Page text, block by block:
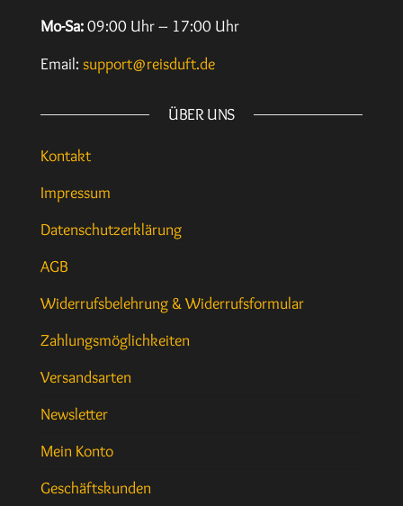
Mo-Sa:09:00 Uhr – 17:00 Uhr
Email: support@reisduft.de
ÜBER UNS
Kontakt
Impressum
Datenschutzerklärung
AGB
Widerrufsbelehrung & Widerrufsformular
Zahlungsmöglichkeiten
Versandsarten
Newsletter
Mein Konto
Geschäftskunden